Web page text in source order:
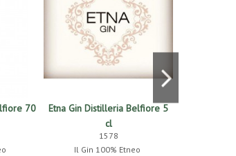
70
Etna Gin Distilleria Belfiore 5
cl
1578
Il Gin 100% Etneo